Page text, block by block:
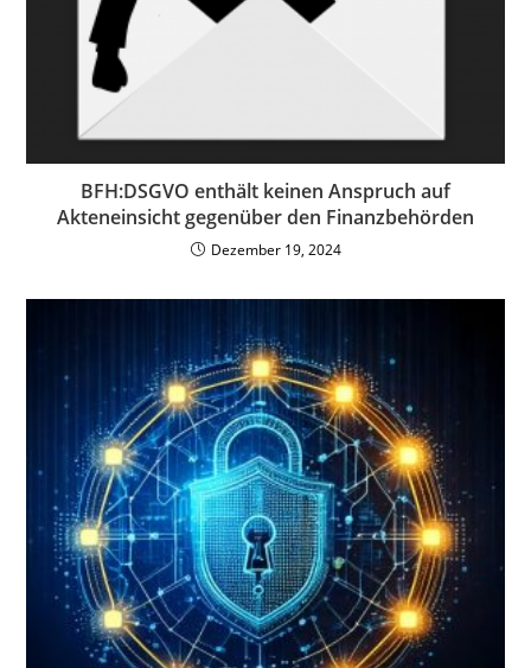
BFH:DSGVO enthält keinen Anspruch auf
Akteneinsicht gegenüber den Finanzbehörden
Dezember 19, 2024